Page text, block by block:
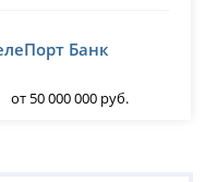
Банк
от 50 000 000 руб.